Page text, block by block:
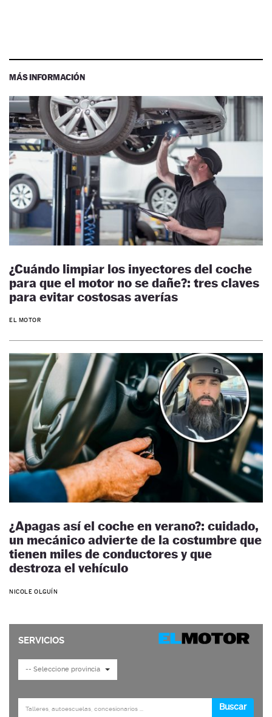
MÁS INFORMACIÓN
¿Cuándo limpiar los inyectores del coche
para que el motor no se dañe?: tres claves
para evitar costosas averías
EL MOTOR
¿Apagas así el coche en verano?: cuidado,
un mecánico advierte de la costumbre que
tienen miles de conductores y que
destroza el vehículo
NICOLE OLGUÍN